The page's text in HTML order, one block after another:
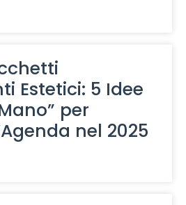
Estetici: 5 Idee
per
nel 2025